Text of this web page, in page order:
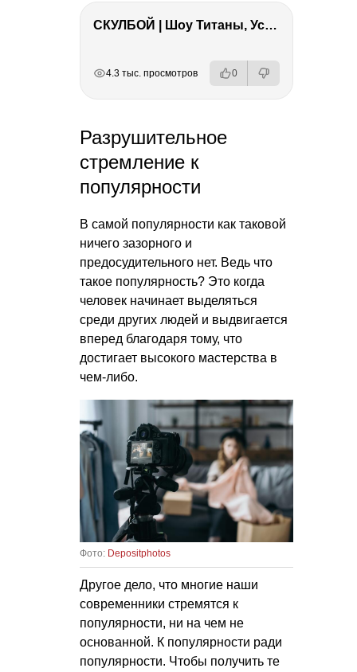
СКУЛБОЙ | Шоу Титаны, Усейн Болт, Ларрат, Зашквар!
4.3 тыс. просмотров 0
Разрушительное
стремление к
популярности
В самой популярности как таковой
ничего зазорного и
предосудительного нет. Ведь что
такое популярность? Это когда
человек начинает выделяться
среди других людей и выдвигается
вперед благодаря тому, что
достигает высокого мастерства в
чем-либо.
Фото: Depositphotos
Другое дело, что многие наши
современники стремятся к
популярности, ни на чем не
основанной. К популярности ради
популярности. Чтобы получить те